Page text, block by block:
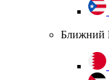
Ближний